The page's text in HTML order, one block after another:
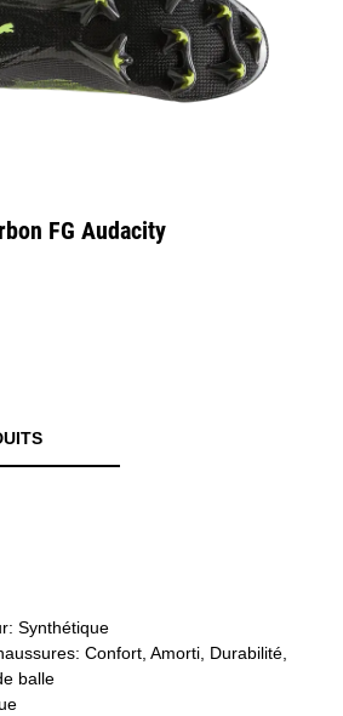
FG Audacity
Synthétique
Confort, Amorti, Durabilité,
balle